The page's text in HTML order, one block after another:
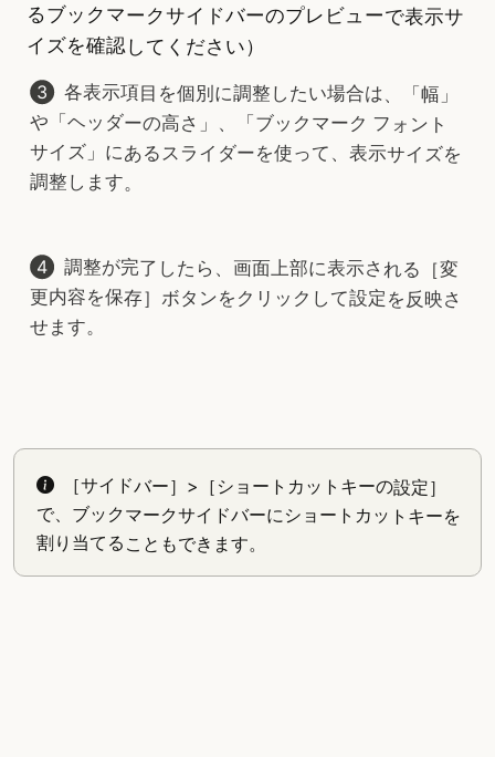
るブックマークサイドバーのプレビューで表示サ
イズを確認してください）
各表示項目を個別に調整したい場合は、「幅」
や「ヘッダーの高さ」、「ブックマーク フォント
サイズ」にあるスライダーを使って、表示サイズを
調整します。
調整が完了したら、画面上部に表示される［変
更内容を保存］ボタンをクリックして設定を反映さ
せます。
［サイドバー］>［ショートカットキーの設定］
で、ブックマークサイドバーにショートカットキーを
割り当てることもできます。